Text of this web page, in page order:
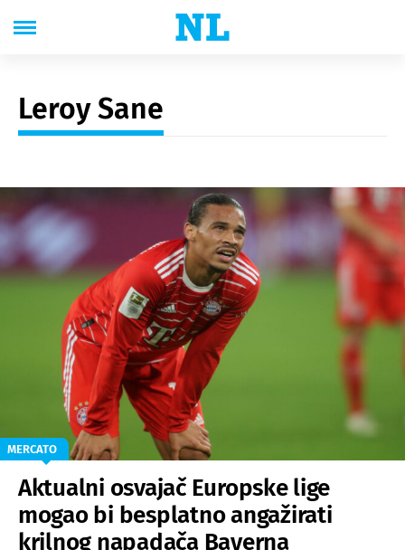
Leroy Sane
MERCATO
Aktualni osvajač Europske lige
mogao bi besplatno angažirati
krilnog napadača Bayerna